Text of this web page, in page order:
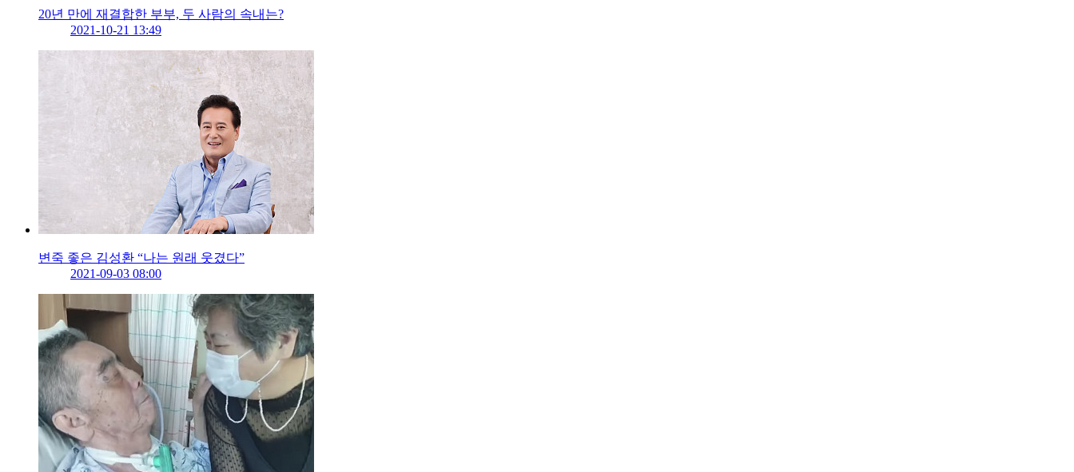
20년 만에 재결합한 부부, 두 사람의 속내는?
2021-10-21 13:49
변죽 좋은 김성환 “나는 원래 웃겼다”
2021-09-03 08:00